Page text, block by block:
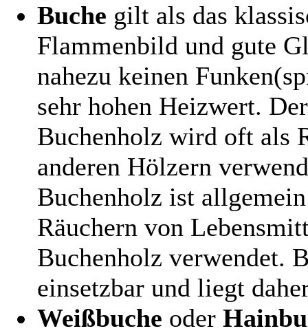
Buche gilt als das
Flammenbild und gute
nahezu keinen
sehr hohen Heizwert.
Buchenholz wird oft als
anderen Hölzern
Buchenholz ist
Räuchern von
Buchenholz verwendet.
einsetzbar und liegt
Weißbuche oder